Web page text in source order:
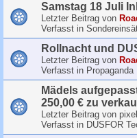
Samstag 18 Juli
Letzter Beitrag von
Verfasst in
Rollnacht und
Letzter Beitrag von
Verfasst in Propaganda
Mädels
250,00 € zu
Letzter Beitrag von
Verfasst in DUSFOR